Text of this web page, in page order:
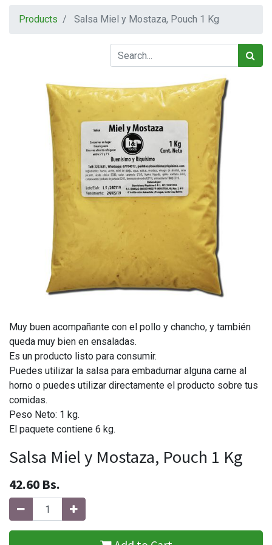
Products Salsa Miel y Mostaza, Pouch 1 Kg
Muy buen acompañante con el pollo y chancho, y también
queda muy bien en ensaladas.
Es un producto listo para consumir.
Puedes utilizar la salsa para embadurnar alguna carne al
horno o puedes utilizar directamente el producto sobre tus
comidas.
Peso Neto: 1 kg.
El paquete contiene 6 kg.
Salsa Miel y Mostaza, Pouch 1 Kg
42.60 Bs.